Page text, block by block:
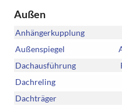
Außen
Anhängerkupplung
Außenspiegel
Dachausführung
Dachreling
Dachträger